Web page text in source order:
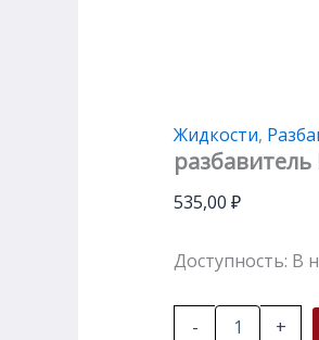
Жидкости,
535,00 ₽
Доступность: В
- +